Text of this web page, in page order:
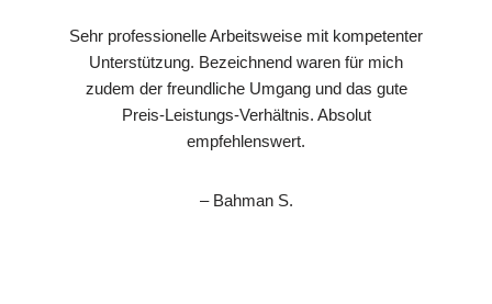
Sehr professionelle Arbeitsweise mit kompetenter
Unterstützung. Bezeichnend waren für mich
zudem der freundliche Umgang und das gute
Preis-Leistungs-Verhältnis. Absolut
empfehlenswert.
– Bahman S.